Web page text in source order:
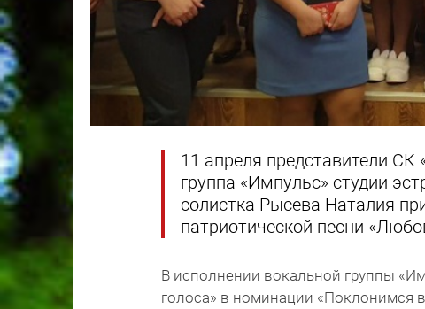
11 апреля представители
группа «Импульс» студии
солистка Рысева Наталия
патриотической песни
В исполнении вокальной группы
голоса» в номинации «Поклонимся